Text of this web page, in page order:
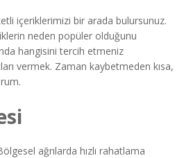
içeriklerimizi bir arada bulursunuz.
neden popüler olduğunu
hangisini tercih etmeniz
vermek. Zaman kaybetmeden kısa,
ağrılarda hızlı rahatlama